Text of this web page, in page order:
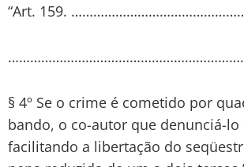
“Art. 159.
§ 4º Se o crime é cometido por
bando, o co-autor que denunciá-lo
facilitando a libertação do